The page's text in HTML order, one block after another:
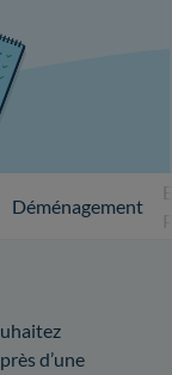
Déménagement
d’une